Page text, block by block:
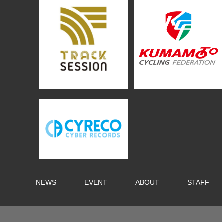
NEWS EVENT ABOUT STAFF